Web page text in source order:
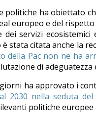
politiche ha obiettato
europeo e del rispetto
dei servizi
stata citata anche la
della Pac non ne ha
di adeguatezza
ha approvato i
2030 nella seduta
politiche europee